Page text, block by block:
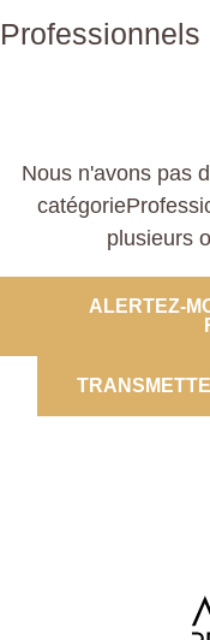
Professionnels
Nous n'avons pas
plusieurs
ALERTEZ-